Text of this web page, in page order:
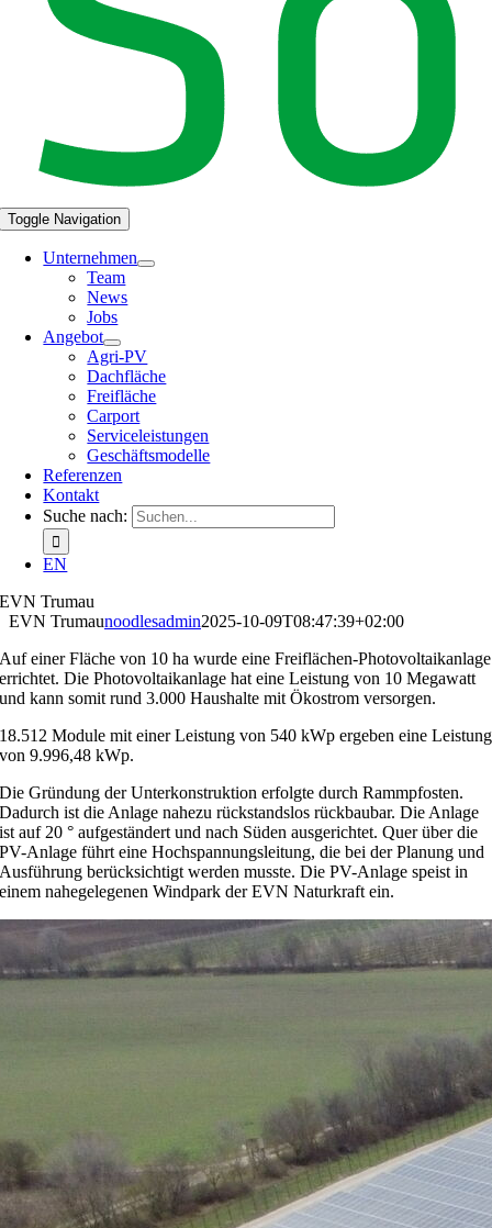
Toggle Navigation
Unternehmen
Team
News
Jobs
Angebot
Agri-PV
Dachfläche
Freifläche
Carport
Serviceleistungen
Geschäftsmodelle
Referenzen
Kontakt
Suche nach:
EN
EVN Trumau
EVN Trumaunoodlesadmin2025-10-09T08:47:39+02:00
Auf einer Fläche von 10 ha wurde eine Freiflächen-Photovoltaikanlage
errichtet. Die Photovoltaikanlage hat eine Leistung von 10 Megawatt
und kann somit rund 3.000 Haushalte mit Ökostrom versorgen.
18.512 Module mit einer Leistung von 540 kWp ergeben eine Leistung
von 9.996,48 kWp.
Die Gründung der Unterkonstruktion erfolgte durch Rammpfosten.
Dadurch ist die Anlage nahezu rückstandslos rückbaubar. Die Anlage
ist auf 20 ° aufgeständert und nach Süden ausgerichtet. Quer über die
PV-Anlage führt eine Hochspannungsleitung, die bei der Planung und
Ausführung berücksichtigt werden musste. Die PV-Anlage speist in
einem nahegelegenen Windpark der EVN Naturkraft ein.